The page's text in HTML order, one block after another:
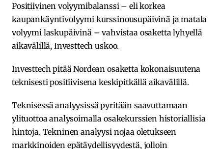
Positiivinen volyymibalanssi – eli korkea
kaupankäyntivolyymi kurssinousupäivinä ja matala
volyymi laskupäivinä – vahvistaa osaketta lyhyellä
aikavälillä, Investtech uskoo.
Investtech pitää Nordean osaketta kokonaisuutena
teknisesti positiivisena keskipitkällä aikavälillä.
Teknisessä analyysissä pyritään saavuttamaan
ylituottoa analysoimalla osakekurssien historiallisia
hintoja. Tekninen analyysi nojaa oletukseen
markkinoiden epätäydellisyydestä, jolloin